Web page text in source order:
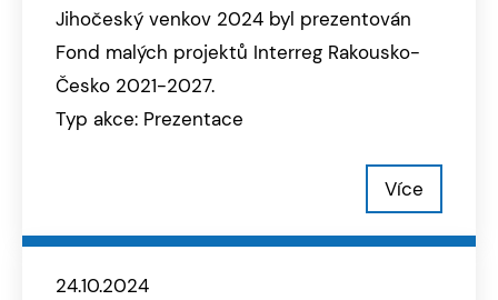
Jihočeský venkov 2024 byl prezentován
Fond malých projektů Interreg Rakousko-
Česko 2021-2027.
Typ akce: Prezentace
Více
24.10.2024